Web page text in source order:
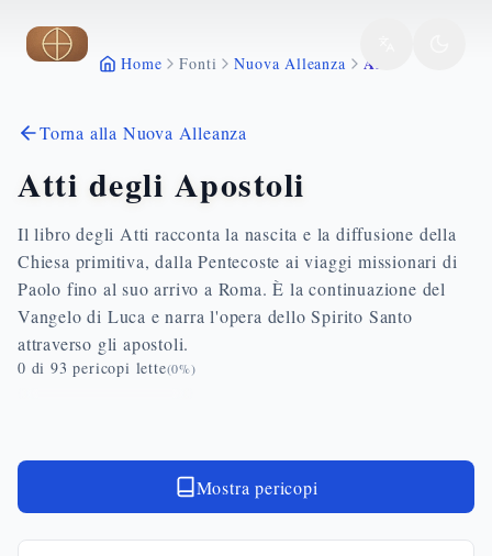
Vai al contenuto principale
Home Fonti Nuova Alleanza Atti
Torna alla Nuova Alleanza
Atti degli Apostoli
Il libro degli Atti racconta la nascita e la diffusione della
Chiesa primitiva, dalla Pentecoste ai viaggi missionari di
Paolo fino al suo arrivo a Roma. È la continuazione del
Vangelo di Luca e narra l'opera dello Spirito Santo
attraverso gli apostoli.
0 di 93 pericopi lette(0%)
Mostra pericopi